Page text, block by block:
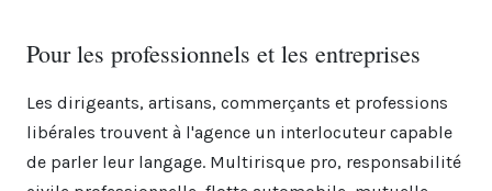
Pour les professionnels et les entreprises
Les dirigeants, artisans, commerçants et professions
libérales trouvent à l'agence un interlocuteur capable
de parler leur langage. Multirisque pro, responsabilité